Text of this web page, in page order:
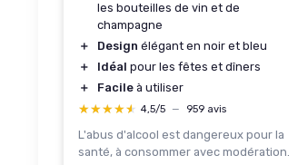
les bouteilles de vin et de
champagne
＋
Design élégant en noir et bleu
＋
Idéal pour les fêtes et dîners
＋
Facile à utiliser
★★★★★
★★★★★ 4,5/5 — 959 avis
L'abus d'alcool est dangereux pour la
santé, à consommer avec modération.